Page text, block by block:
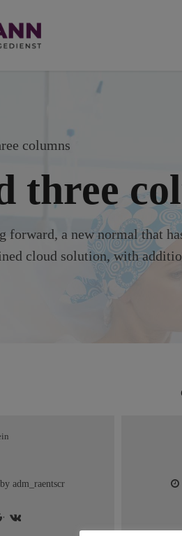
columns
three
forward, a new normal that
cloud solution, with
by adm_raentscr